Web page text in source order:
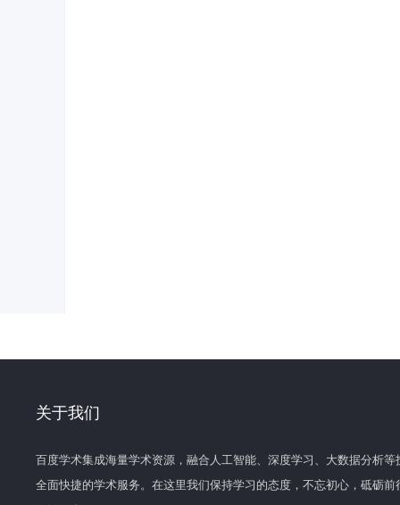
关于我们
百度学术集成海量学术资源，融合人工智能、深度学习、大数据分析
全面快捷的学术服务。在这里我们保持学习的态度，不忘初心，砥砺前